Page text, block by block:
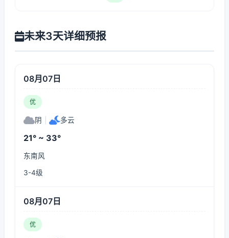
未来3天详细预报
08月07日
优
阴 多云
21° ~ 33°
东南风
3-4级
08月07日
优